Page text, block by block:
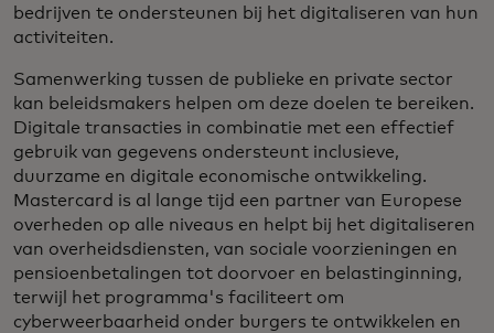
bedrijven te ondersteunen bij het digitaliseren van hun
activiteiten.
Samenwerking tussen de publieke en private sector
kan beleidsmakers helpen om deze doelen te bereiken.
Digitale transacties in combinatie met een effectief
gebruik van gegevens ondersteunt inclusieve,
duurzame en digitale economische ontwikkeling.
Mastercard is al lange tijd een partner van Europese
overheden op alle niveaus en helpt bij het digitaliseren
van overheidsdiensten, van sociale voorzieningen en
pensioenbetalingen tot doorvoer en belastinginning,
terwijl het programma's faciliteert om
cyberweerbaarheid onder burgers te ontwikkelen en